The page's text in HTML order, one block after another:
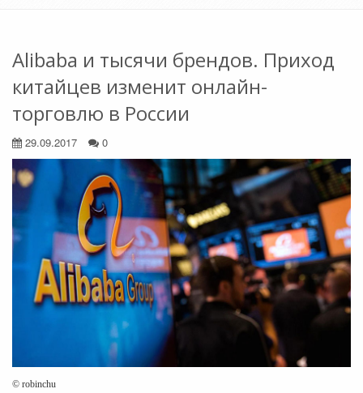
Alibaba и тысячи брендов. Приход
китайцев изменит онлайн-
торговлю в России
29.09.2017 0
© robinchu